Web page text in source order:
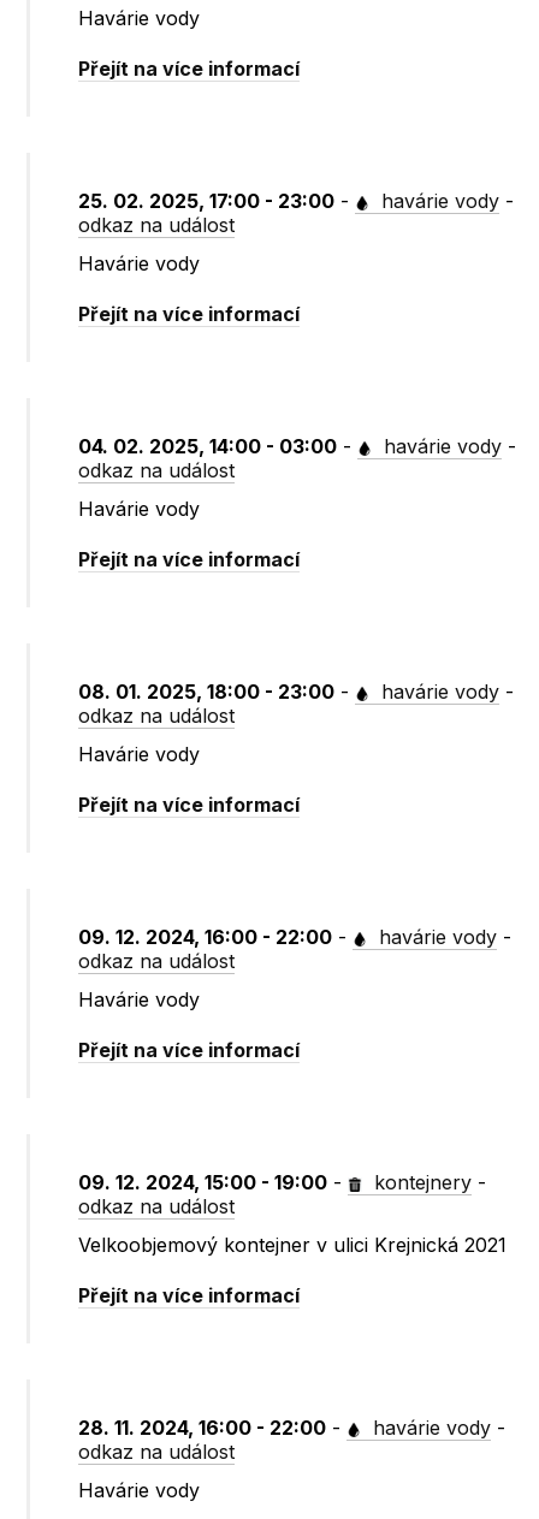
Havárie vody
Přejít na více informací
25. 02. 2025, 17:00 - 23:00 - havárie vody -
odkaz na událost
Havárie vody
Přejít na více informací
04. 02. 2025, 14:00 - 03:00 - havárie vody -
odkaz na událost
Havárie vody
Přejít na více informací
08. 01. 2025, 18:00 - 23:00 - havárie vody -
odkaz na událost
Havárie vody
Přejít na více informací
09. 12. 2024, 16:00 - 22:00 - havárie vody -
odkaz na událost
Havárie vody
Přejít na více informací
09. 12. 2024, 15:00 - 19:00 - kontejnery -
odkaz na událost
Velkoobjemový kontejner v ulici Krejnická 2021
Přejít na více informací
28. 11. 2024, 16:00 - 22:00 - havárie vody -
odkaz na událost
Havárie vody